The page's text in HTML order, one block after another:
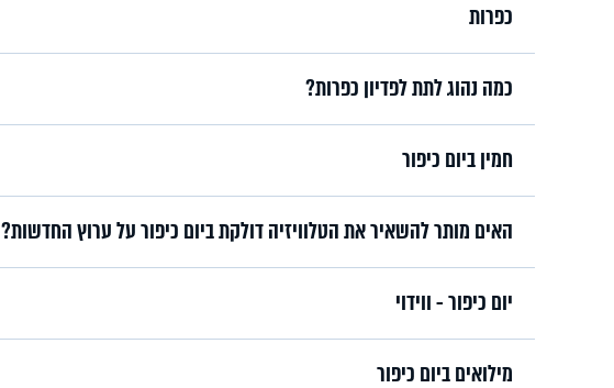
כפרות
כמה נהוג לתת לפדיון כפרות?
חמין ביום כיפור
האים מותר להשאיר את הטלוויזיה דולקת ביום כיפור על ערוץ החדשות?
יום כיפור - ווידוי
מילואים ביום כיפור